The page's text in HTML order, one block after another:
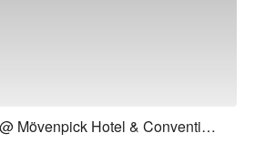
Sira Lobby Lounge @ Mövenpick Hotel & Convention Centre KLIA